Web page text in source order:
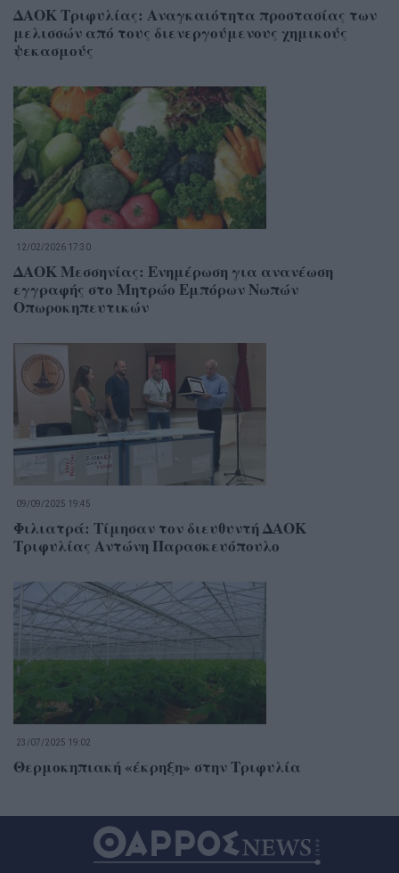
ΔΑΟΚ Τριφυλίας: Αναγκαιότητα προστασίας των
μελισσών από τους διενεργούμενους χημικούς
ψεκασμούς
12/02/2026 17:30
ΔΑΟΚ Μεσσηνίας: Ενημέρωση για ανανέωση
εγγραφής στο Μητρώο Εμπόρων Νωπών
Οπωροκηπευτικών
09/09/2025 19:45
Φιλιατρά: Τίμησαν τον διευθυντή ΔΑΟΚ
Τριφυλίας Αντώνη Παρασκευόπουλο
23/07/2025 19:02
Θερμοκηπιακή «έκρηξη» στην Τριφυλία